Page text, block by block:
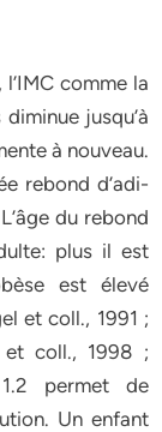
comme la
jusqu’à
à nouveau.
rebond d’adi-
du rebond
plus il est
est élevé
et coll., 1991 ;
et coll., 1998 ;
permet de
Un enfant